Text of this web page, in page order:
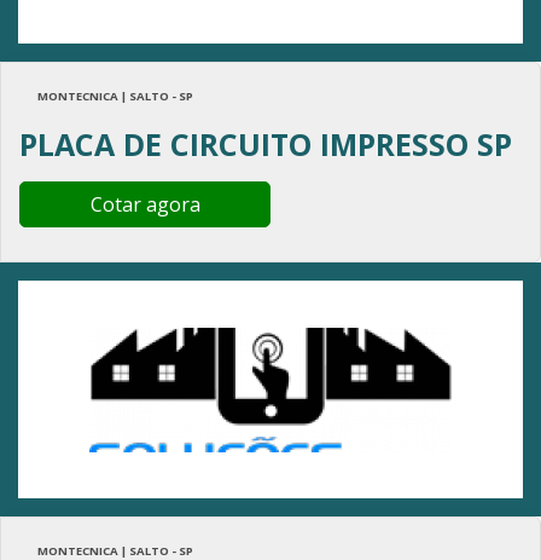
MONTECNICA | SALTO - SP
PLACA DE CIRCUITO IMPRESSO SP
Cotar agora
MONTECNICA | SALTO - SP